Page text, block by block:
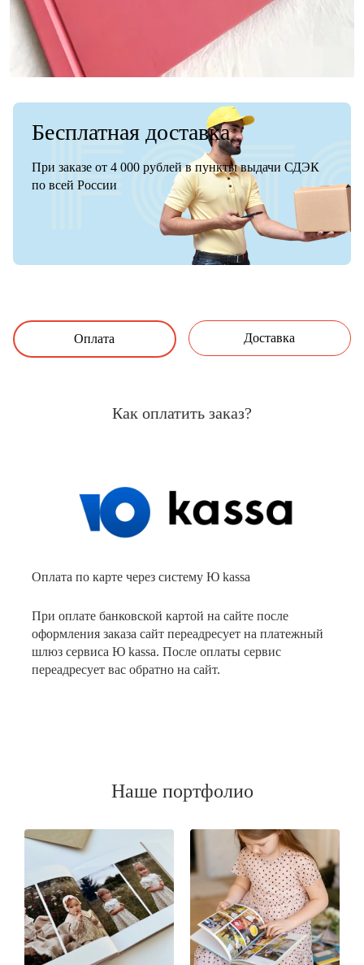
Бесплатная доставка
При заказе от 4 000 рублей в пункты выдачи СДЭК
по всей России
Оплата Доставка
Как оплатить заказ?
Оплата по карте через систему Ю kassa
При оплате банковской картой на сайте после
оформления заказа сайт переадресует на платежный
шлюз сервиса Ю kassa. После оплаты сервис
переадресует вас обратно на сайт.
Наше портфолио